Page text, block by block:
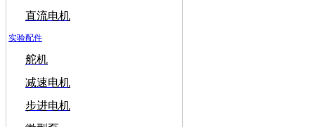
直流电机
实验配件
舵机
减速电机
步进电机